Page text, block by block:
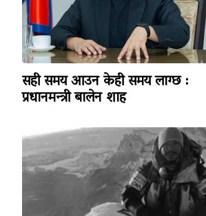
सही समय आउन केही समय लाग्छ :
प्रधानमन्त्री बालेन शाह